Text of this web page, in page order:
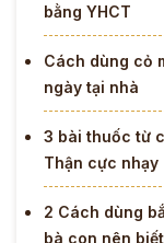
bằng YHCT
Cách dùng cỏ
ngày tại nhà
3 bài thuốc từ
Thận cực nhạy
2 Cách dùng
bà con nên